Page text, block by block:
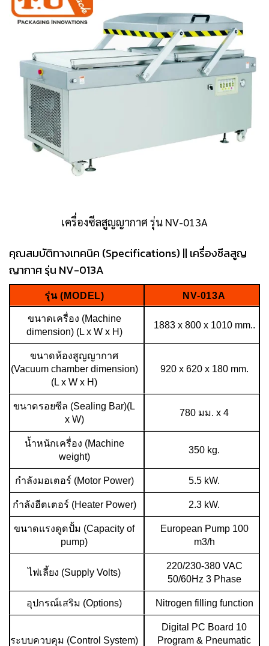
เครื่องซีลสูญญากาศ รุ่น NV-013A
คุณสมบัติทางเทคนิค (Specifications) || เครื่องซีลสูญ
ญากาศ รุ่น NV-013A
รุ่น (MODEL) NV-013A
ขนาดเครื่อง (Machine
dimension) (L x W x H)
1883 x 800 x 1010 mm..
ขนาดห้องสูญญากาศ
(Vacuum chamber dimension)
(L x W x H)
920 x 620 x 180 mm.
ขนาดรอยซีล (Sealing Bar)(L
x W)
780 มม. x 4
น้ำหนักเครื่อง (Machine
weight)
350 kg.
กำลังมอเตอร์ (Motor Power) 5.5 kW.
กำลังฮีตเตอร์ (Heater Power) 2.3 kW.
ขนาดแรงดูดปั้ม (Capacity of
pump)
European Pump 100
m3/h
ไฟเลี้ยง (Supply Volts)
220/230-380 VAC
50/60Hz 3 Phase
อุปกรณ์เสริม (Options) Nitrogen filling function
ระบบควบคุม (Control System)
Digital PC Board 10
Program & Pneumatic